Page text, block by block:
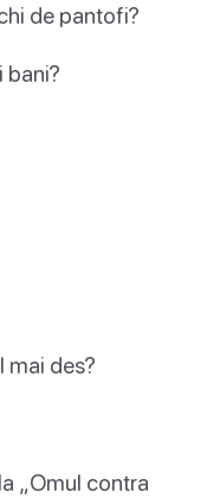
de pantofi?
bani?
mai des?
„Omul contra